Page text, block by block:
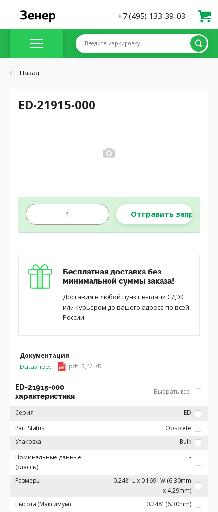
+7 (495) 133-39-03
Введите маркировку
Назад
Отправить запрос
Бесплатная доставка без
минимальной суммы заказа!
Доставим в любой пункт выдачи СДЭК
или курьером до вашего адреса по всей
России.
Документация
Datasheet pdf, 3,42 KB
ED-21915-000
характеристики
Выбрать все
Серия
ED
Part Status
Obsolete
Упаковка
Bulk
Номинальные данные
(классы)
-
Размеры
0.248" L x 0.169" W (6.30mm
x 4.29mm)
Высота (Максимум)
0.248" (6.30mm)
ED-21915-000